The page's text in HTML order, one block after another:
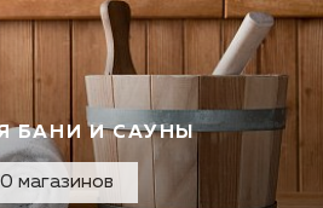
БАНИ И САУНЫ
магазинов